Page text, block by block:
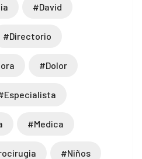
#david
#directorio
#dolor
#medica
#niños